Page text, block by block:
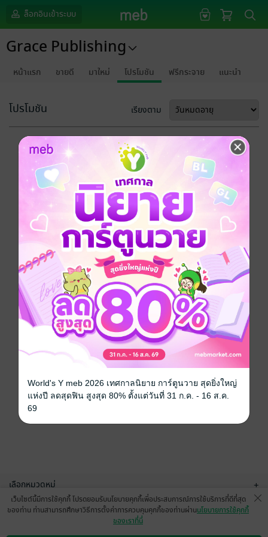
ล็อกอินเข้าระบบ
Grace Publishing
หน้าแรก ขายดี มาใหม่ โปรโมชัน ฟรีกระจาย แนะนำ
โปรโมชัน เรียงตาม
ขออภัยด้วยนะคะ
ไม่พบข้อมูลในหัวข้อที่คุณกำลังชมค่ะ
เลือกหมวดหมู่ +
บริการช่วยเหลือ
เว็บไซต์นี้มีการใช้คุกกี้ โปรดยอมรับนโยบายคุกกี้เพื่อประสบการณ์การใช้บริการที่ดีที่สุด
ของท่าน ท่านสามารถศึกษาวิธีการตั้งค่าการควบคุมคุกกี้ของท่านผ่านนโยบายการใช้คุกกี้
ของเราที่นี่
World's Y meb 2026 เทศกาลนิยาย การ์ตูนวาย สุดยิ่งใหญ่
แห่งปี ลดสุดฟิน สูงสุด 80% ตั้งแต่วันที่ 31 ก.ค. - 16 ส.ค.
69